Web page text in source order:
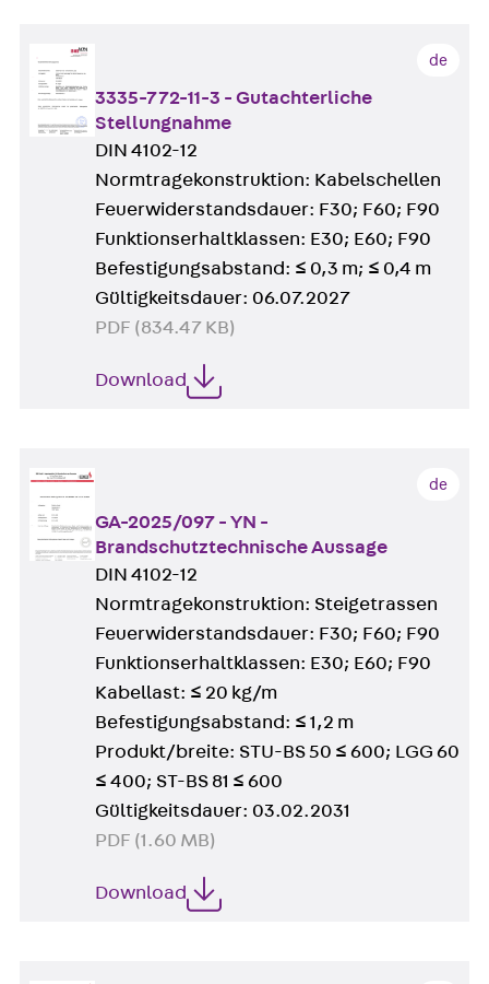
de
3335-772-11-3 - Gutachterliche
Stellungnahme
DIN 4102-12
Normtragekonstruktion: Kabelschellen
Feuerwiderstandsdauer: F30; F60; F90
Funktionserhaltklassen: E30; E60; F90
Befestigungsabstand: ≤ 0,3 m; ≤ 0,4 m
Gültigkeitsdauer: 06.07.2027
PDF (834.47 KB)
Download
de
GA-2025/097 - YN -
Brandschutztechnische Aussage
DIN 4102-12
Normtragekonstruktion: Steigetrassen
Feuerwiderstandsdauer: F30; F60; F90
Funktionserhaltklassen: E30; E60; F90
Kabellast: ≤ 20 kg/m
Befestigungsabstand: ≤ 1,2 m
Produkt/breite: STU-BS 50 ≤ 600; LGG 60
≤ 400; ST-BS 81 ≤ 600
Gültigkeitsdauer: 03.02.2031
PDF (1.60 MB)
Download